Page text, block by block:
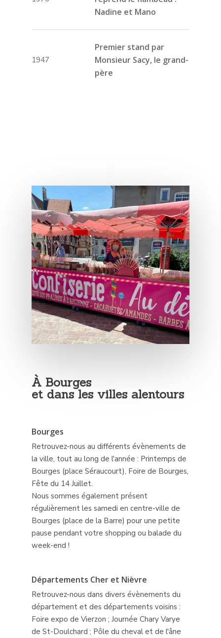
Nadine et Mano
1947
Premier stand par
Monsieur Sacy, le grand-
père
À Bourges
et dans les villes alentours
Bourges
Retrouvez-nous au différents évènements de
la ville, tout au long de l'année : Printemps de
Bourges (place Séraucourt), Foire de Bourges,
Fête du 14 Juillet.
Nous sommes également présent
régulièrement les samedi en centre-ville de
Bourges (place de la Barre) pour une petite
pause pendant votre shopping ou balade du
week-end !
Départements Cher et Nièvre
Retrouvez-nous dans divers évènements du
département et des départements voisins :
Foire expo de Vierzon ; Journée Chary Varye
de St-Doulchard ; Pôle du cheval et de l'âne